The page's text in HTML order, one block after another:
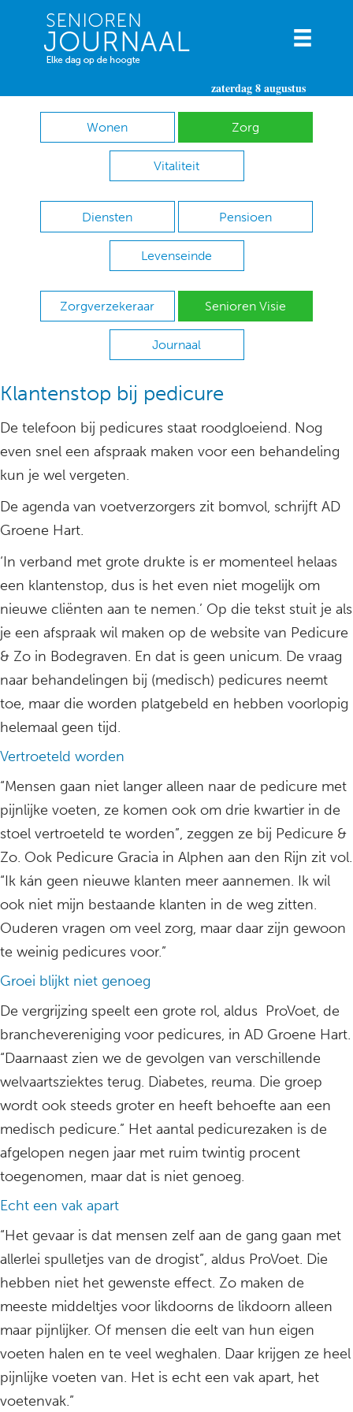
zaterdag 8 augustus
Wonen Zorg
Vitaliteit
Diensten Pensioen
Levenseinde
Zorgverzekeraar Senioren Visie
Journaal
Klantenstop bij pedicure
De telefoon bij pedicures staat roodgloeiend. Nog
even snel een afspraak maken voor een behandeling
kun je wel vergeten.
De agenda van voetverzorgers zit bomvol, schrijft AD
Groene Hart.
‘In verband met grote drukte is er momenteel helaas
een klantenstop, dus is het even niet mogelijk om
nieuwe cliënten aan te nemen.’ Op die tekst stuit je als
je een afspraak wil maken op de website van Pedicure
& Zo in Bodegraven. En dat is geen unicum. De vraag
naar behandelingen bij (medisch) pedicures neemt
toe, maar die worden platgebeld en hebben voorlopig
helemaal geen tijd.
Vertroeteld worden
“Mensen gaan niet langer alleen naar de pedicure met
pijnlijke voeten, ze komen ook om drie kwartier in de
stoel vertroeteld te worden”, zeggen ze bij Pedicure &
Zo. Ook Pedicure Gracia in Alphen aan den Rijn zit vol.
“Ik kán geen nieuwe klanten meer aannemen. Ik wil
ook niet mijn bestaande klanten in de weg zitten.
Ouderen vragen om veel zorg, maar daar zijn gewoon
te weinig pedicures voor.”
Groei blijkt niet genoeg
De vergrijzing speelt een grote rol, aldus ProVoet, de
branchevereniging voor pedicures, in AD Groene Hart.
“Daarnaast zien we de gevolgen van verschillende
welvaartsziektes terug. Diabetes, reuma. Die groep
wordt ook steeds groter en heeft behoefte aan een
medisch pedicure.” Het aantal pedicurezaken is de
afgelopen negen jaar met ruim twintig procent
toegenomen, maar dat is niet genoeg.
Echt een vak apart
“Het gevaar is dat mensen zelf aan de gang gaan met
allerlei spulletjes van de drogist”, aldus ProVoet. Die
hebben niet het gewenste effect. Zo maken de
meeste middeltjes voor likdoorns de likdoorn alleen
maar pijnlijker. Of mensen die eelt van hun eigen
voeten halen en te veel weghalen. Daar krijgen ze heel
pijnlijke voeten van. Het is echt een vak apart, het
voetenvak.”